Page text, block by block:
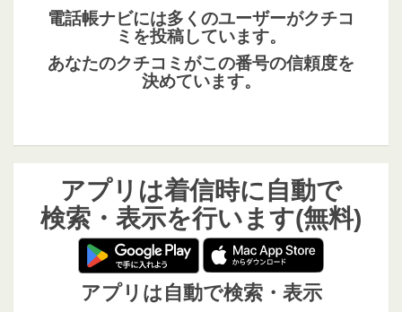
電話帳ナビには多くのユーザーがクチコ
ミを投稿しています。
あなたのクチコミがこの番号の信頼度を
決めています。
アプリは着信時に自動で
検索・表示を行います(無料)
アプリは自動で検索・表示